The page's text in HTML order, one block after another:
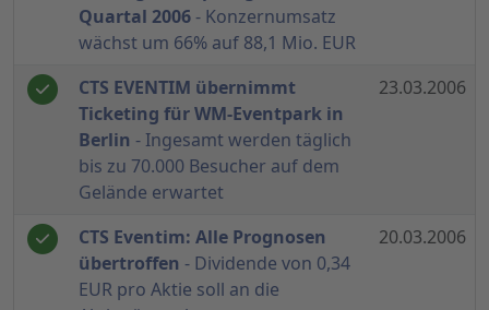
Quartal 2006- Konzernumsatz
wächst um 66% auf 88,1 Mio. EUR
CTS EVENTIM übernimmt
Ticketing für WM-Eventpark in
Berlin - Ingesamt werden täglich
bis zu 70.000 Besucher auf dem
Gelände erwartet
23.03.2006
CTS Eventim: Alle Prognosen
übertroffen - Dividende von 0,34
EUR pro Aktie soll an die
20.03.2006